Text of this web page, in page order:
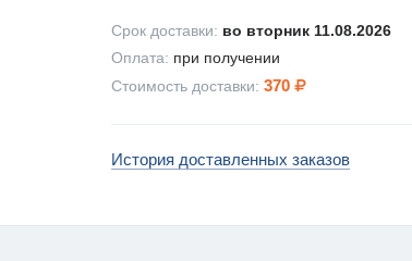
Срок доставки: во вторник 11.08.2026
Оплата: при получении
Стоимость доставки: 370
История доставленных заказов